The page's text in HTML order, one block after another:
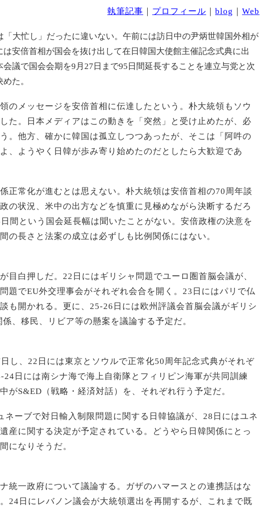
執筆記事 ｜ プロフィール ｜ blog ｜ Web
「大忙し」だったに違いない。午前には訪日中の尹炳世韓国外相が
安倍首相が国会を抜け出して在日韓国大使館主催記念式典に出
会議で国会会期を9月27日まで95日間延長することを連立与党と次
た。
のメッセージを安倍首相に伝達したという。朴大統領もソウ
た。日本メディアはこの動きを「突然」と受け止めたが、必
。他方、確かに韓国は孤立しつつあったが、そこは「阿吽の
、ようやく日韓が歩み寄り始めたのだとしたら大歓迎であ
正常化が進むとは思えない。朴大統領は安倍首相の70周年談
の状況、米中の出方などを慎重に見極めながら決断するだろ
間という国会延長幅は聞いたことがない。安倍政権の決意を
の長さと法案の成立は必ずしも比例関係にはない。
目白押しだ。22日にはギリシャ問題でユーロ圏首脳会議が、
題でEU外交理事会がそれぞれ会合を開く。23日にはパリで仏
も開かれる。更に、25-26日には欧州評議会首脳会議がギリシ
、移民、リビア等の懸案を議論する予定だ。
し、22日には東京とソウルで正常化50周年記念式典がそれぞ
24日には南シナ海で海上自衛隊とフィリピン海軍が共同訓練
がS&ED（戦略・経済対話）を、それぞれ行う予定だ。
ネーブで対日輸入制限問題に関する日韓協議が、28日にはユネ
産に関する決定が予定されている。どうやら日韓関係にとっ
になりそうだ。
統一政府について議論する。ガザのハマースとの連携話はな
24日にレバノン議会が大統領選出を再開するが、これまで既